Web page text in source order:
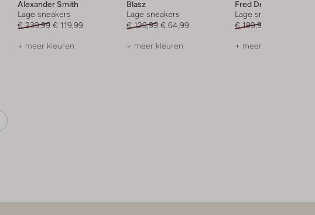
Alexander Smith
Lage sneakers
€ 239,99 € 119,99
+ meer kleuren
Blasz
Lage sneakers
€ 129,99 € 64,99
+ meer kleuren
Fred De La Bretoniere
Lage sneakers
€ 199,99
+ meer kleuren